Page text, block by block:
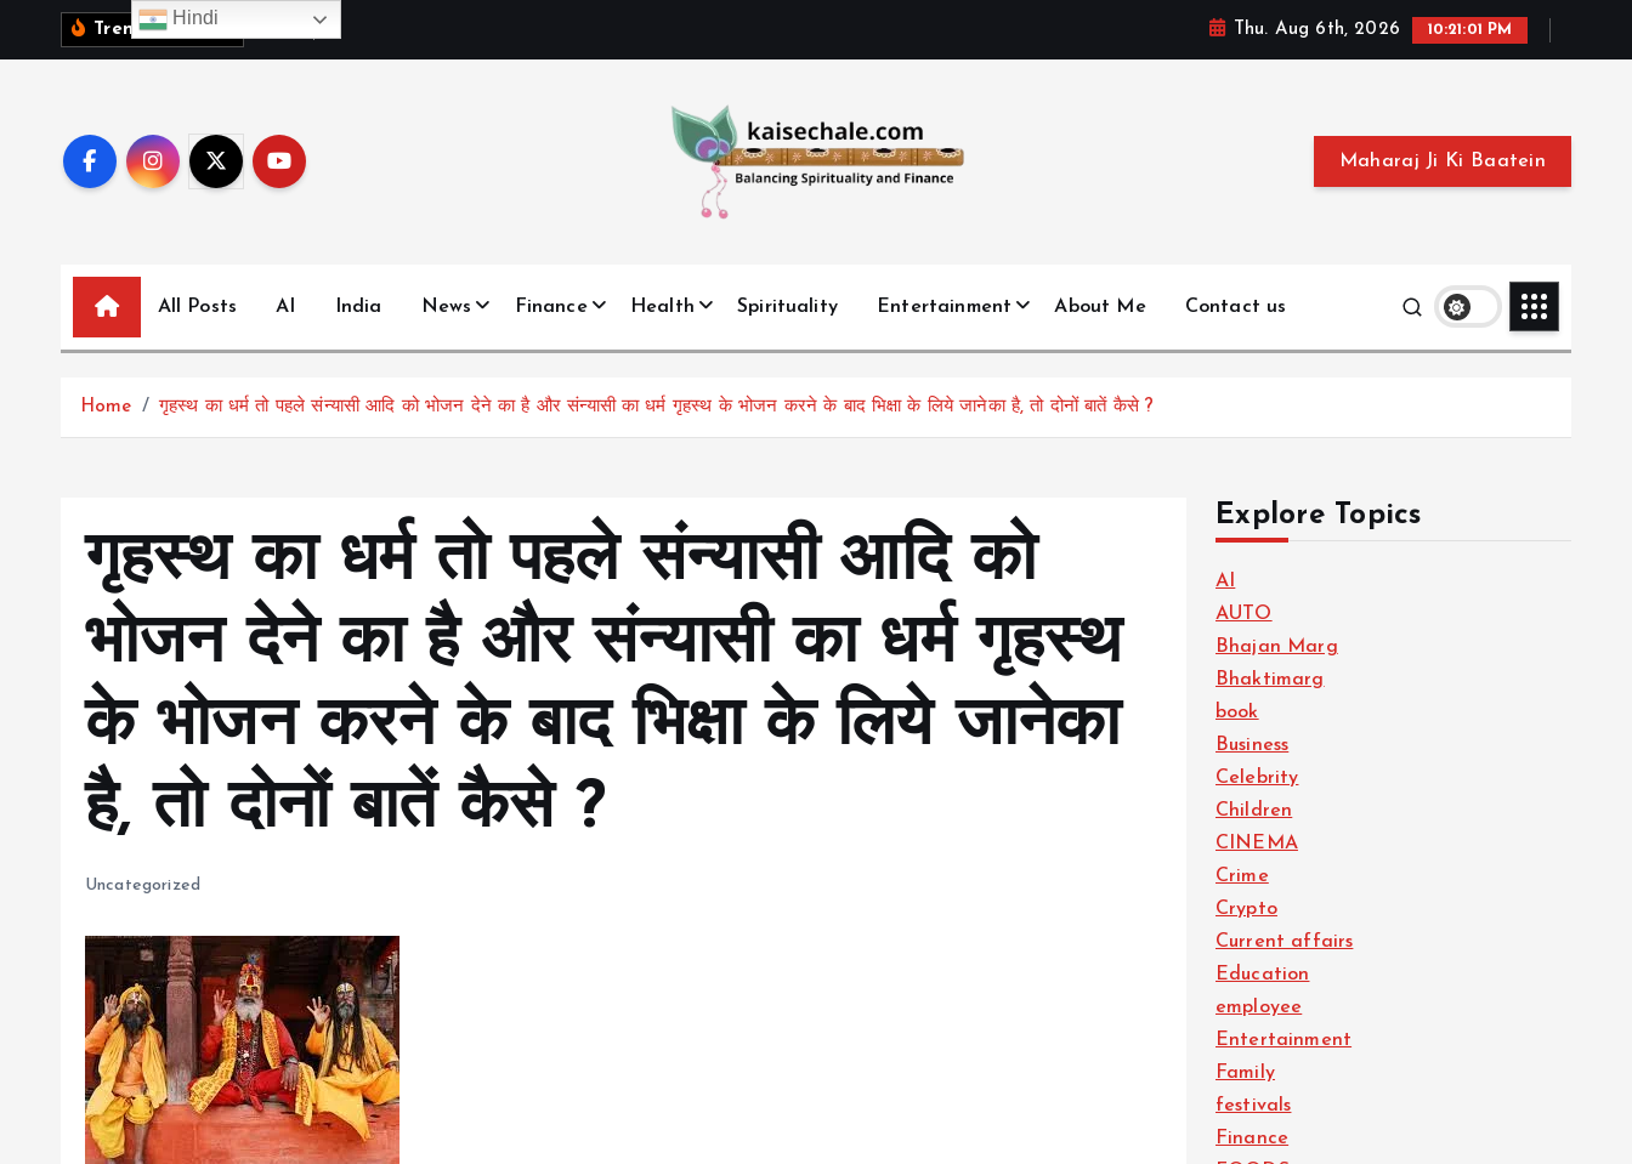
Trending News: ब Thu. Aug 6th, 2026 10:21:02 PM
Maharaj Ji Ki Baatein
All Posts AI India News Finance Health Spirituality Entertainment About Me Contact us
Home गृहस्थ का धर्म तो पहले संन्यासी आदि को भोजन देने का है और संन्यासी का धर्म गृहस्थ के भोजन करने के बाद भिक्षा के लिये जानेका है, तो दोनों बातें कैसे ?
गृहस्थ का धर्म तो पहले संन्यासी आदि को
भोजन देने का है और संन्यासी का धर्म गृहस्थ
के भोजन करने के बाद भिक्षा के लिये जानेका
है, तो दोनों बातें कैसे ?
Uncategorized
Explore Topics
AI
AUTO
Bhajan Marg
Bhaktimarg
book
Business
Celebrity
Children
CINEMA
Crime
Crypto
Current affairs
Education
employee
Entertainment
Family
festivals
Finance
Hindi